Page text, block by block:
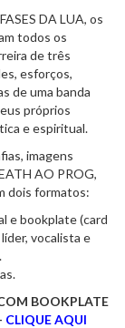
DA LUA, os
todos os
de três
esforços,
de uma banda
próprios
e espiritual.
imagens
AO PROG,
dois formatos:
e bookplate (card
vocalista e
BOOKPLATE
CLIQUE AQUI